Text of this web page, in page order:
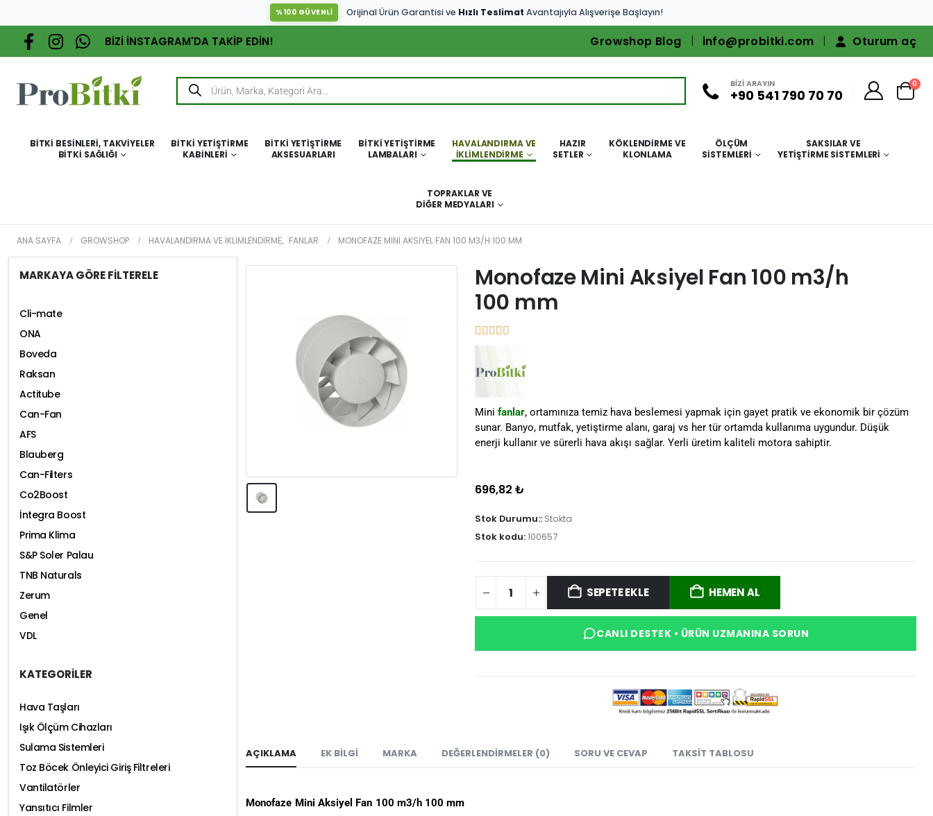
%100 GÜVENLİ Orijinal Ürün Garantisi ve Hızlı Teslimat Avantajıyla Alışverişe Başlayın!
BİZİ İNSTAGRAM'DA TAKİP EDİN! Growshop Blog info@probitki.com Oturum aç
BİZİ ARAYIN
+90 541 790 70 70
0
BITKI BESINLERI, TAKVIYELER
BITKI SAĞLIĞI
BITKI YETIŞTIRME
KABINLERI
BITKI YETIŞTIRME
AKSESUARLARI
BITKI YETIŞTIRME
LAMBALARI
HAVALANDIRMA VE
İKLIMLENDIRME
HAZIR
SETLER
KÖKLENDIRME VE
KLONLAMA
ÖLÇÜM
SISTEMLERI
SAKSILAR VE
YETIŞTIRME SISTEMLERI
TOPRAKLAR VE
DIĞER MEDYALARI
ANA SAYFA GROWSHOP HAVALANDIRMA VE İKLIMLENDIRME, FANLAR MONOFAZE MINI AKSIYEL FAN 100 M3/H 100 MM
Monofaze Mini Aksiyel Fan 100 m3/h
100 mm
Mini fanlar, ortamınıza temiz hava beslemesi yapmak için gayet pratik ve ekonomik bir çözüm
sunar. Banyo, mutfak, yetiştirme alanı, garaj vs her tür ortamda kullanıma uygundur. Düşük
enerji kullanır ve sürerli hava akışı sağlar. Yerli üretim kaliteli motora sahiptir.
696,82 ₺
Stok Durumu:: Stokta
Stok kodu:100657
SEPETE EKLE HEMEN AL
CANLI DESTEK • ÜRÜN UZMANINA SORUN
AÇIKLAMA EK BILGI MARKA DEĞERLENDIRMELER (0) SORU VE CEVAP TAKSIT TABLOSU
Monofaze Mini Aksiyel Fan 100 m3/h 100 mm
MARKAYA GÖRE FİLTERELE
Cli-mate
ONA
Boveda
Raksan
Actitube
Can-Fan
AFS
Blauberg
Can-Filters
Co2Boost
İntegra Boost
Prima Klima
S&P Soler Palau
TNB Naturals
Zerum
Genel
VDL
KATEGORİLER
Hava Taşları
Işık Ölçüm Cihazları
Sulama Sistemleri
Toz Böcek Önleyici Giriş Filtreleri
Vantilatörler
Yansıtıcı Filmler